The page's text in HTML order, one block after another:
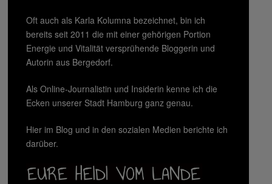
Oft auch als Karla Kolumna bezeichnet, bin ich
bereits seit 2011 die mit einer gehörigen Portion
Energie und Vitalität versprühende Bloggerin und
Autorin aus Bergedorf.
Als Online-Journalistin und Insiderin kenne ich die
Ecken unserer Stadt Hamburg ganz genau.
Hier im Blog und in den sozialen Medien berichte ich
darüber.